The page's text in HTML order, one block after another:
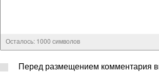
Осталось: 1000 символов
Перед размещением комментария